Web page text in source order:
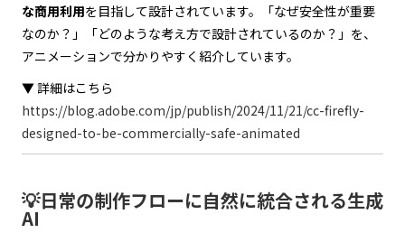
な商用利用を目指して設計されています。「なぜ安全性が重要
なのか？」「どのような考え方で設計されているのか？」を、
アニメーションで分かりやすく紹介しています。
▼ 詳細はこちら
https://blog.adobe.com/jp/publish/2024/11/21/cc-firefly-
designed-to-be-commercially-safe-animated
💡日常の制作フローに自然に統合される生成
AI